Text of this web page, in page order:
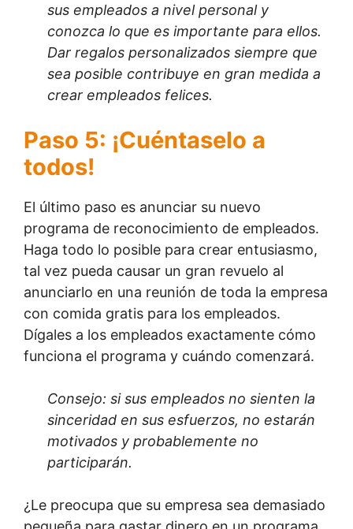
sus empleados a nivel personal y
conozca lo que es importante para ellos.
Dar regalos personalizados siempre que
sea posible contribuye en gran medida a
crear empleados felices.
Paso 5: ¡Cuéntaselo a
todos!
El último paso es anunciar su nuevo
programa de reconocimiento de empleados.
Haga todo lo posible para crear entusiasmo,
tal vez pueda causar un gran revuelo al
anunciarlo en una reunión de toda la empresa
con comida gratis para los empleados.
Dígales a los empleados exactamente cómo
funciona el programa y cuándo comenzará.
Consejo: si sus empleados no sienten la
sinceridad en sus esfuerzos, no estarán
motivados y probablemente no
participarán.
¿Le preocupa que su empresa sea demasiado